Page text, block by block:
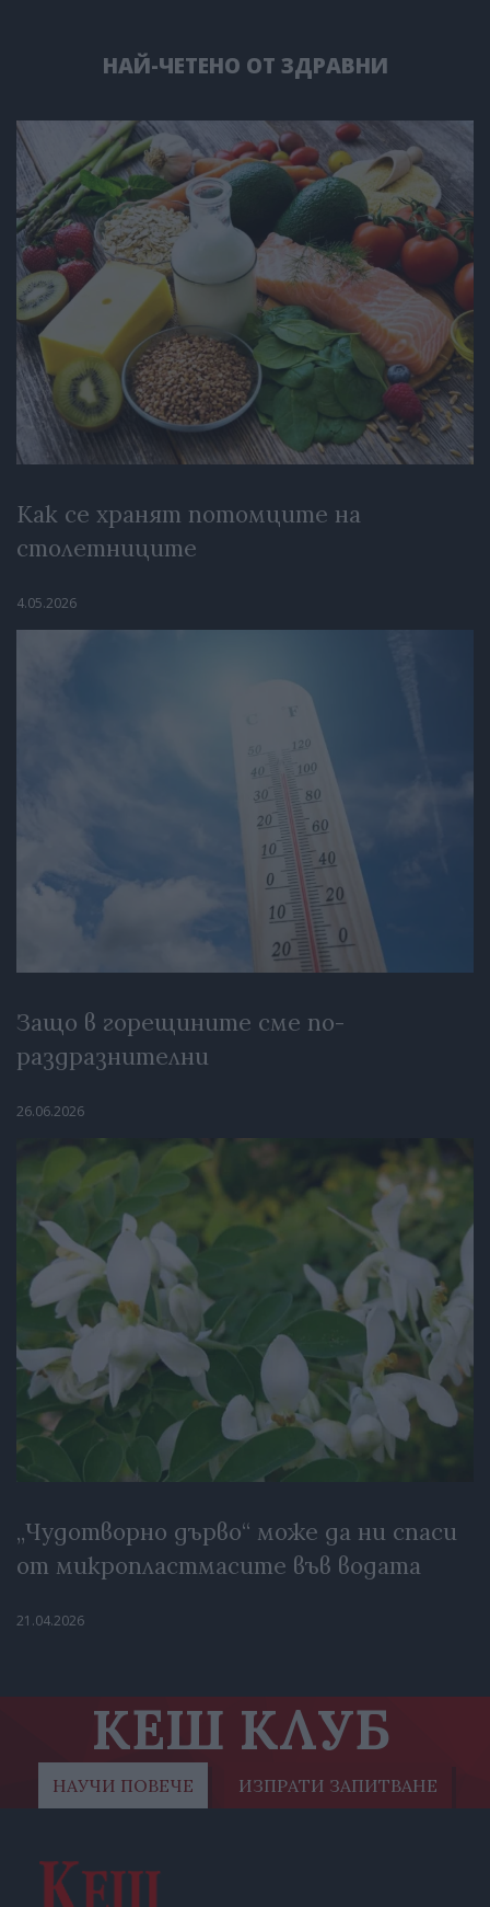
НАЙ-ЧЕТЕНО ОТ ЗДРАВНИ
Как се хранят потомците на
столетниците
4.05.2026
Защо в горещините сме по-
раздразнителни
26.06.2026
„Чудотворно дърво“ може да ни спаси
от микропластмасите във водата
21.04.2026
КЕШ КЛУБ
НАУЧИ ПОВЕЧЕ ИЗПРАТИ ЗАПИТВАНЕ